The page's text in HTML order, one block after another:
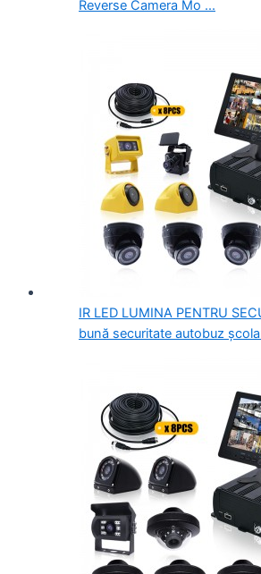
Reverse Camera Mo ...
IR LED LUMINA PENTRU
bună securitate autobuz